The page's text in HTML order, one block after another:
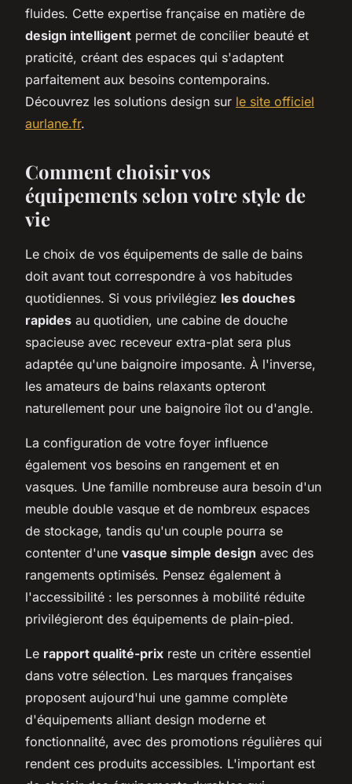
fluides. Cette expertise française en matière de
design intelligent permet de concilier beauté et
praticité, créant des espaces qui s'adaptent
parfaitement aux besoins contemporains.
Découvrez les solutions design sur le site officiel
aurlane.fr.
Comment choisir vos
équipements selon votre style de
vie
Le choix de vos équipements de salle de bains
doit avant tout correspondre à vos habitudes
quotidiennes. Si vous privilégiez les douches
rapides au quotidien, une cabine de douche
spacieuse avec receveur extra-plat sera plus
adaptée qu'une baignoire imposante. À l'inverse,
les amateurs de bains relaxants opteront
naturellement pour une baignoire îlot ou d'angle.
La configuration de votre foyer influence
également vos besoins en rangement et en
vasques. Une famille nombreuse aura besoin d'un
meuble double vasque et de nombreux espaces
de stockage, tandis qu'un couple pourra se
contenter d'une vasque simple design avec des
rangements optimisés. Pensez également à
l'accessibilité : les personnes à mobilité réduite
privilégieront des équipements de plain-pied.
Le rapport qualité-prix reste un critère essentiel
dans votre sélection. Les marques françaises
proposent aujourd'hui une gamme complète
d'équipements alliant design moderne et
fonctionnalité, avec des promotions régulières qui
rendent ces produits accessibles. L'important est